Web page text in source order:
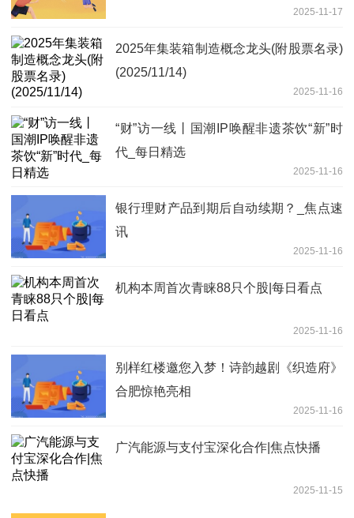
2025-11-17
2025年集装箱制造概念龙头(附股票名录)
(2025/11/14)
2025-11-16
“财”访一线丨国潮IP唤醒非遗茶饮“新”时
代_每日精选
2025-11-16
银行理财产品到期后自动续期？_焦点速
讯
2025-11-16
机构本周首次青睐88只个股|每日看点
2025-11-16
别样红楼邀您入梦！诗韵越剧《织造府》
合肥惊艳亮相
2025-11-16
广汽能源与支付宝深化合作|焦点快播
2025-11-15